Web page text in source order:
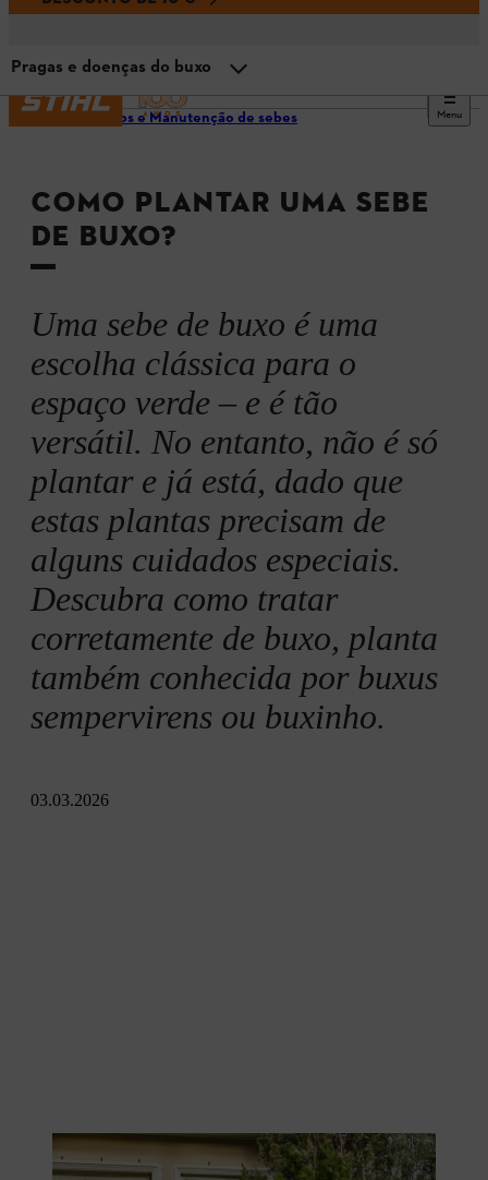
Menu
Cuidados e Manutenção de sebes
COMO PLANTAR UMA SEBE
DE BUXO?
Uma sebe de buxo é uma
escolha clássica para o
espaço verde – e é tão
versátil. No entanto, não é só
plantar e já está, dado que
estas plantas precisam de
alguns cuidados especiais.
Descubra como tratar
corretamente de buxo, planta
também conhecida por buxus
sempervirens ou buxinho.
03.03.2026
Pragas e doenças do buxo
Plantar uma sebe de buxo: o local perfeito
Aparamento das bordas e topiaria das sebes de buxo
Cuidados das sebes de buxo: regar e fertilizar
Cultivo de buxos em vasos
Cuidados das sebes de buxo: proteção no inverno
Pragas e doenças do buxo